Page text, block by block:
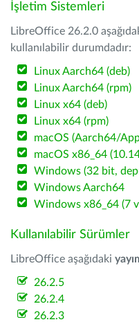
İşletim Sistemleri
LibreOffice 26.2.0
kullanılabilir durumdadır:
Linux Aarch64 (deb)
Linux Aarch64 (rpm)
Linux x64 (deb)
Linux x64 (rpm)
macOS (Aarch64/
macOS x86_64
Windows (32 bit,
Windows Aarch64
Windows x86_64 (7
Kullanılabilir Sürümler
LibreOffice aşağıdaki
26.2.5
26.2.4
26.2.3